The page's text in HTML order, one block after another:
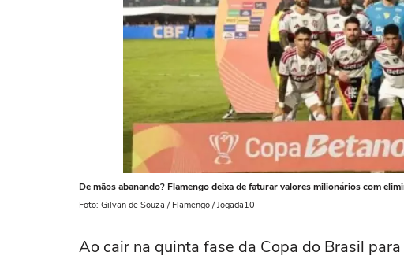
De mãos abanando? Flamengo deixa de faturar valores milionários com
Foto: Gilvan de Souza / Flamengo / Jogada10
Ao cair na quinta fase da Copa do Brasil